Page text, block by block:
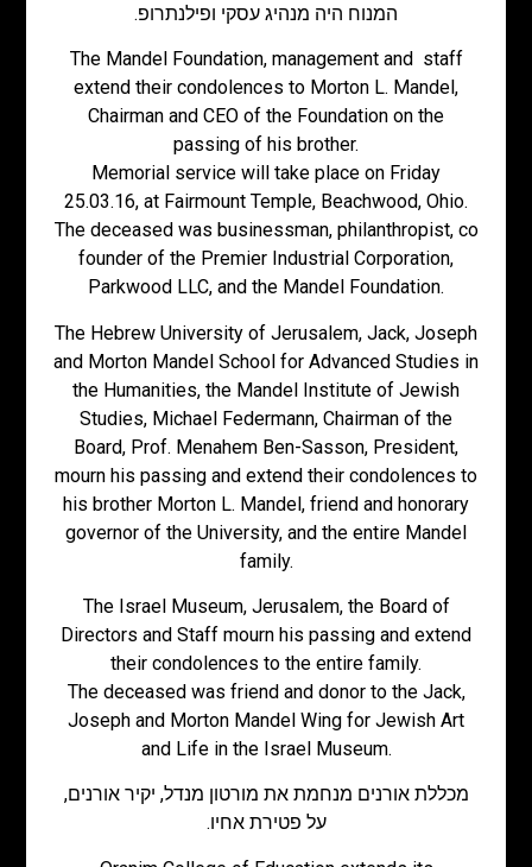
המנוח היה מנהיג עסקי ופילנתרופ.
The Mandel Foundation, management and staff
extend their condolences to Morton L. Mandel,
Chairman and CEO of the Foundation on the
passing of his brother.
Memorial service will take place on Friday
25.03.16, at Fairmount Temple, Beachwood, Ohio.
The deceased was businessman, philanthropist, co
founder of the Premier Industrial Corporation,
Parkwood LLC, and the Mandel Foundation.
The Hebrew University of Jerusalem, Jack, Joseph
and Morton Mandel School for Advanced Studies in
the Humanities, the Mandel Institute of Jewish
Studies, Michael Federmann, Chairman of the
Board, Prof. Menahem Ben-Sasson, President,
mourn his passing and extend their condolences to
his brother Morton L. Mandel, friend and honorary
governor of the University, and the entire Mandel
family.
The Israel Museum, Jerusalem, the Board of
Directors and Staff mourn his passing and extend
their condolences to the entire family.
The deceased was friend and donor to the Jack,
Joseph and Morton Mandel Wing for Jewish Art
and Life in the Israel Museum.
מכללת אורנים מנחמת את מורטון מנדל, יקיר אורנים,
על פטירת אחיו.